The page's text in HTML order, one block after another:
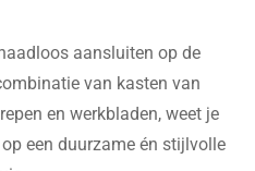
aansluiten op de
van kasten van
en werkbladen, weet je
een duurzame én stijlvolle